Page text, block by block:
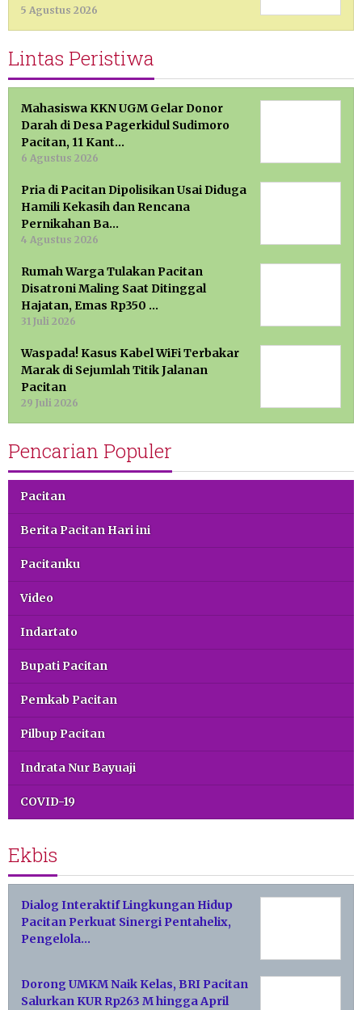
5 Agustus 2026
Lintas Peristiwa
Mahasiswa KKN UGM Gelar Donor
Darah di Desa Pagerkidul Sudimoro
Pacitan, 11 Kant…
6 Agustus 2026
Pria di Pacitan Dipolisikan Usai Diduga
Hamili Kekasih dan Rencana
Pernikahan Ba…
4 Agustus 2026
Rumah Warga Tulakan Pacitan
Disatroni Maling Saat Ditinggal
Hajatan, Emas Rp350 …
31 Juli 2026
Waspada! Kasus Kabel WiFi Terbakar
Marak di Sejumlah Titik Jalanan
Pacitan
29 Juli 2026
Pencarian Populer
Pacitan
Berita Pacitan Hari ini
Pacitanku
Video
Indartato
Bupati Pacitan
Pemkab Pacitan
Pilbup Pacitan
Indrata Nur Bayuaji
COVID-19
Ekbis
Dialog Interaktif Lingkungan Hidup
Pacitan Perkuat Sinergi Pentahelix,
Pengelola…
Dorong UMKM Naik Kelas, BRI Pacitan
Salurkan KUR Rp263 M hingga April